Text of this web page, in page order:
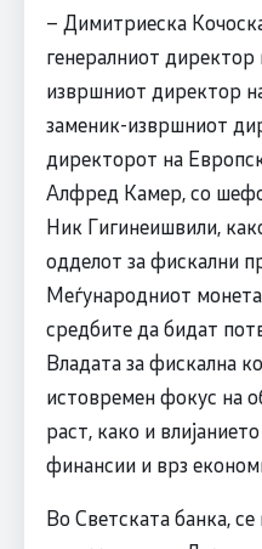
– Димитриеска
генералниот
извршниот директор
заменик-извршниот
директорот на
Алфред Камер, со
Ник Гигинеишвили,
одделот за фискални
Меѓународниот
средбите да бидат
Владата за фискална
истовремен фокус на
раст, како и
финансии и врз
Во Светската банка,